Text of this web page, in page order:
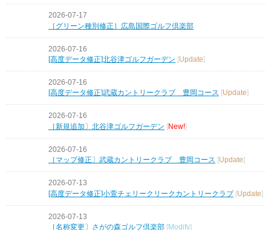
2026-07-17
［グリーン種別修正］広島国際ゴルフ倶楽部
2026-07-16
[高度データ修正]北谷津ゴルフガーデン [Update]
2026-07-16
[高度データ修正]武蔵カントリークラブ 豊岡コース
Update
2026-07-16
［新規追加〕北谷津ゴルフガーデン [New!]
2026-07-16
［マップ修正〕武蔵カントリークラブ 豊岡コース
Update
2026-07-13
[高度データ修正]小萱チェリークリークカントリークラブ [Update]
2026-07-13
［名称変更〕さがの森ゴルフ倶楽部
Modify